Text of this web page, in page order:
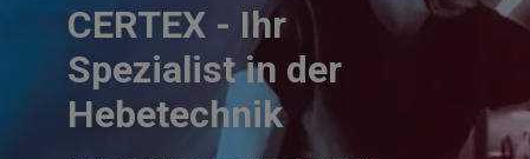
Lastaufnahmemittel
Entdecken Sie unser hausinternes Engineering für